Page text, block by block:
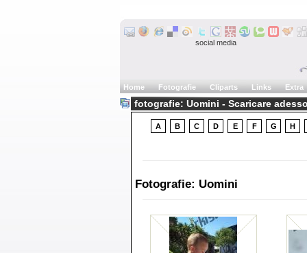
social media
Home Fotografie Cliparts Links Extra
fotografie: Uomini - Scaricare
A B C D E F G H
Fotografie: Uomini